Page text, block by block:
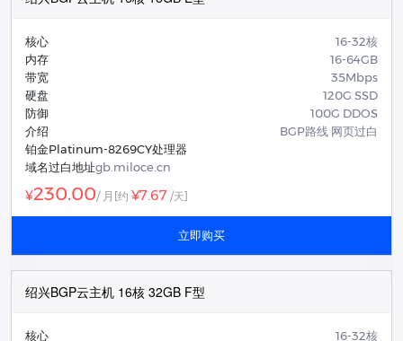
核心
16-32核
内存
16-64GB
带宽
35Mbps
硬盘
120G SSD
防御
100G DDOS
介绍
BGP路线 网页过白
铂金Platinum-8269CY处理器
域名过白地址gb.miloce.cn
¥230.00/ 月 [约 ¥7.67 /天]
立即购买
绍兴BGP云主机 16核 32GB F型
核心
16-32核